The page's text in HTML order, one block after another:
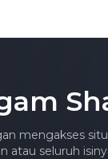
mengakses
atau seluruh